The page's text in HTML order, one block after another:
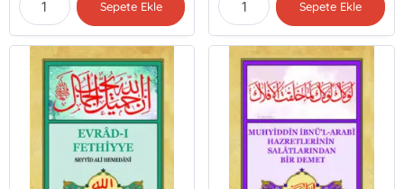
Sepete Ekle Sepete Ekle